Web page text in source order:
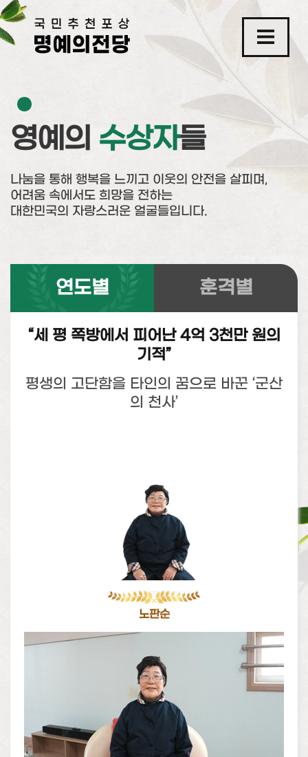
영예의 수상자들
나눔을 통해 행복을 느끼고 이웃의 안전을 살피며,
어려움 속에서도 희망을 전하는
대한민국의 자랑스러운 얼굴들입니다.
연도별 훈격별
“세 평 쪽방에서 피어난 4억 3천만 원의
기적”
평생의 고단함을 타인의 꿈으로 바꾼 ‘군산
의 천사’
노판순